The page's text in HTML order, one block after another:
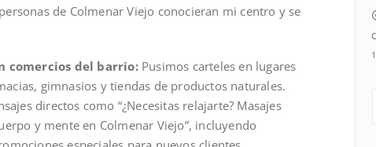
de Colmenar Viejo conocieran mi centro y se
comercios del barrio:Pusimos carteles en lugares
gimnasios y tiendas de productos naturales.
directos como “¿Necesitas relajarte? Masajes
y mente en Colmenar Viejo”, incluyendo